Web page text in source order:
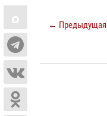
← Предыдущая